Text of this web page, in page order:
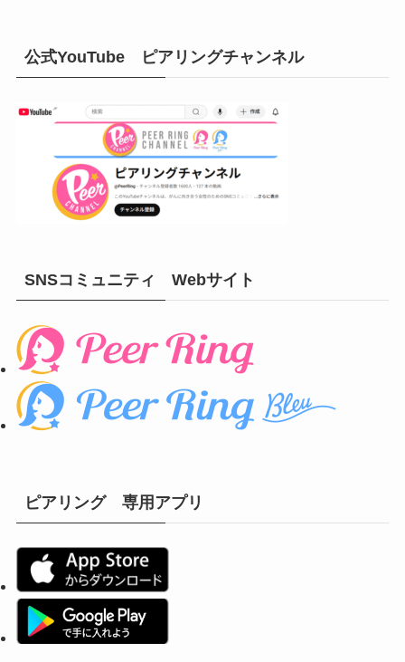
公式YouTube ピアリングチャンネル
SNSコミュニティ Webサイト
ピアリング 専用アプリ